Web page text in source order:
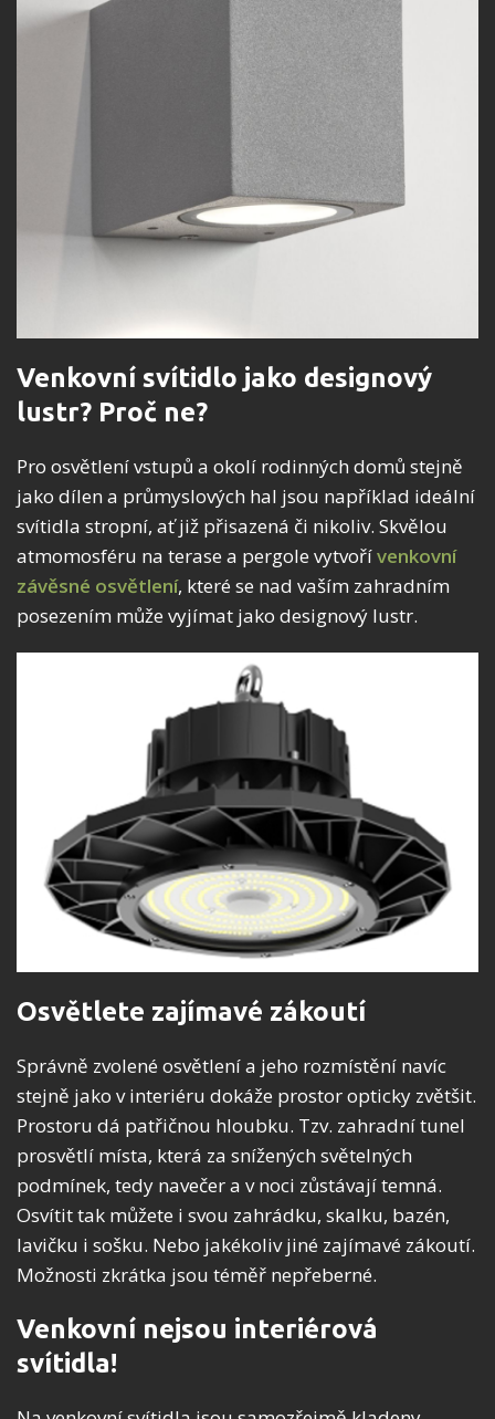
Venkovní svítidlo jako designový
lustr? Proč ne?
Pro osvětlení vstupů a okolí rodinných domů stejně
jako dílen a průmyslových hal jsou například ideální
svítidla stropní, ať již přisazená či nikoliv. Skvělou
atmomosféru na terase a pergole vytvořívenkovní
závěsné osvětlení, které se nad vaším zahradním
posezením může vyjímat jako designový lustr.
Osvětlete zajímavé zákoutí
Správně zvolené osvětlení a jeho rozmístění navíc
stejně jako v interiéru dokáže prostor opticky zvětšit.
Prostoru dá patřičnou hloubku. Tzv. zahradní tunel
prosvětlí místa, která za snížených světelných
podmínek, tedy navečer a v noci zůstávají temná.
Osvítit tak můžete i svou zahrádku, skalku, bazén,
lavičku i sošku. Nebo jakékoliv jiné zajímavé zákoutí.
Možnosti zkrátka jsou téměř nepřeberné.
Venkovní nejsou interiérová
svítidla!